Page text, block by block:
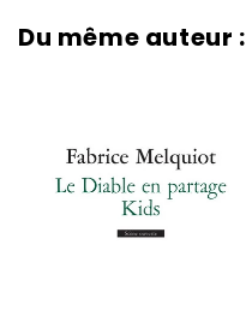
Du même auteur :